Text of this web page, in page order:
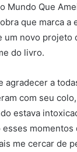
Mundo Que
que marca
um novo projeto
do livro.
agradecer a
com seu
estava
esses
me cercar de